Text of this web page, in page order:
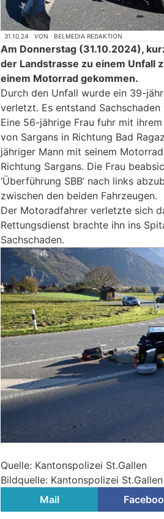
31.10.24 VON BELMEDIA REDAKTION
Am Donnerstag (31.10.2024),
der Landstrasse zu einem Unfall
einem Motorrad gekommen.
Durch den Unfall wurde ein 39-
verletzt. Es entstand Sachschaden
Eine 56-jährige Frau fuhr mit
von Sargans in Richtung Bad
jähriger Mann mit seinem
Richtung Sargans. Die Frau
‘Überführung SBB’ nach links
zwischen den beiden Fahrzeugen.
Der Motoradfahrer verletzte sich
Rettungsdienst brachte ihn ins
Sachschaden.
Quelle: Kantonspolizei St.Gallen
Bildquelle: Kantonspolizei St.Gallen
Mail